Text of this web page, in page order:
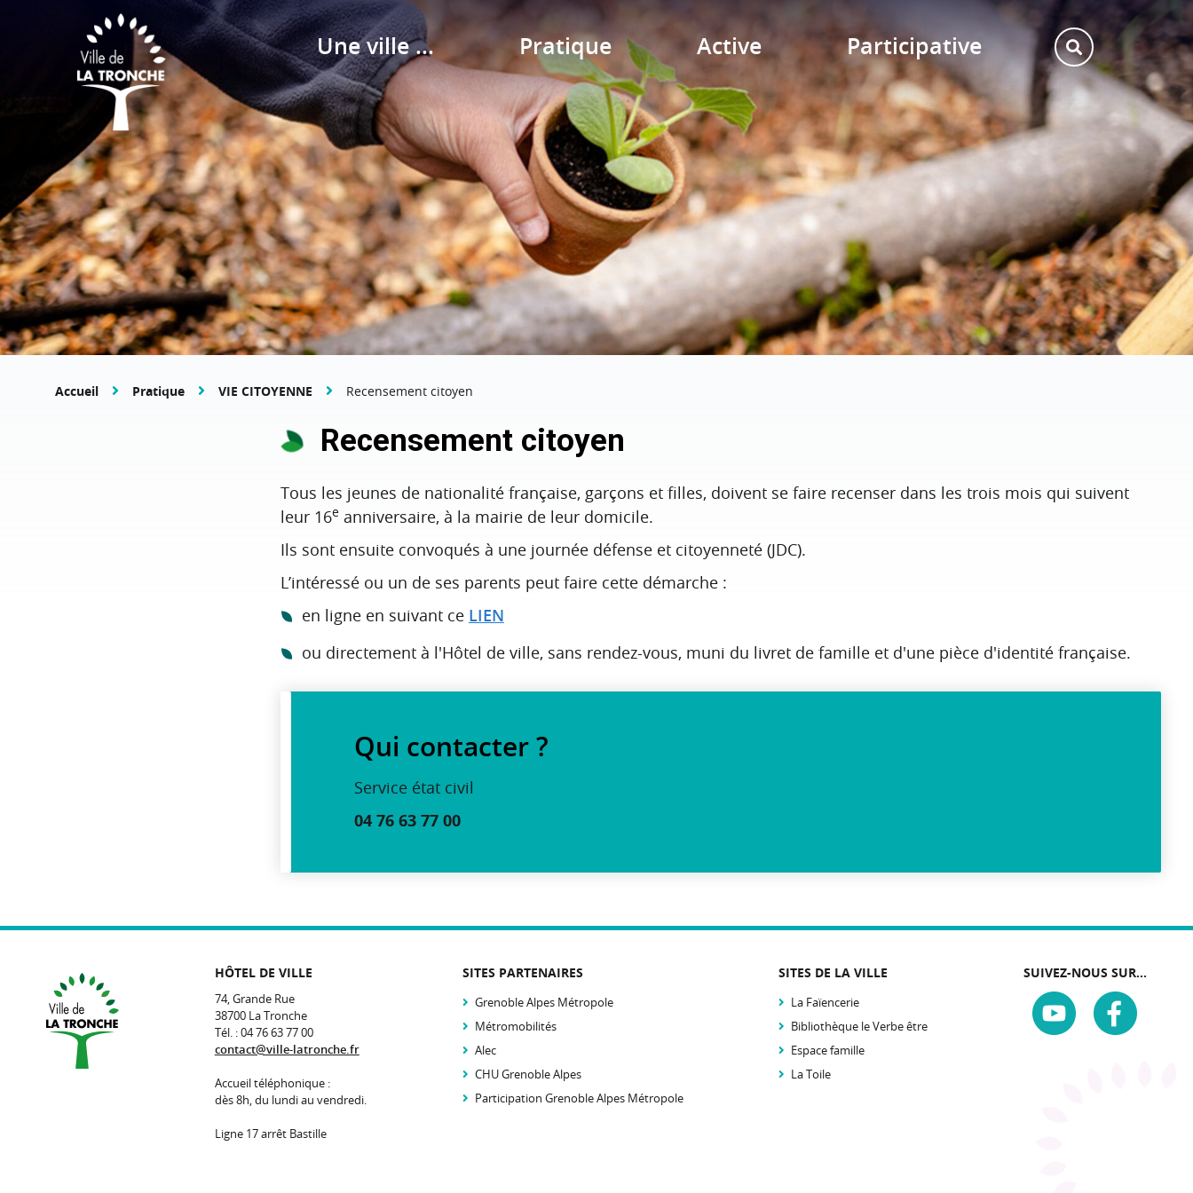
Une ville ... Pratique Active Participative
Accueil Pratique VIE CITOYENNE Recensement citoyen
Recensement citoyen
Tous les jeunes de nationalité française, garçons et filles, doivent se faire recenser dans les trois mois qui suivent
leur 16eanniversaire, à la mairie de leur domicile.
Ils sont ensuite convoqués à une journée défense et citoyenneté (JDC).
L’intéressé ou un de ses parents peut faire cette démarche :
en ligne en suivant ce LIEN
ou directement à l'Hôtel de ville, sans rendez-vous, muni du livret de famille et d'une pièce d'identité française.
Qui contacter ?
Service état civil
04 76 63 77 00
HÔTEL DE VILLE
74, Grande Rue
38700 La Tronche
Tél. : 04 76 63 77 00
contact@ville-latronche.fr
Accueil téléphonique :
dès 8h, du lundi au vendredi.
Ligne 17 arrêt Bastille
SITES PARTENAIRES
Grenoble Alpes Métropole
Métromobilités
Alec
CHU Grenoble Alpes
Participation Grenoble Alpes Métropole
SITES DE LA VILLE
La Faïencerie
Bibliothèque le Verbe être
Espace famille
La Toile
SUIVEZ-NOUS SUR...